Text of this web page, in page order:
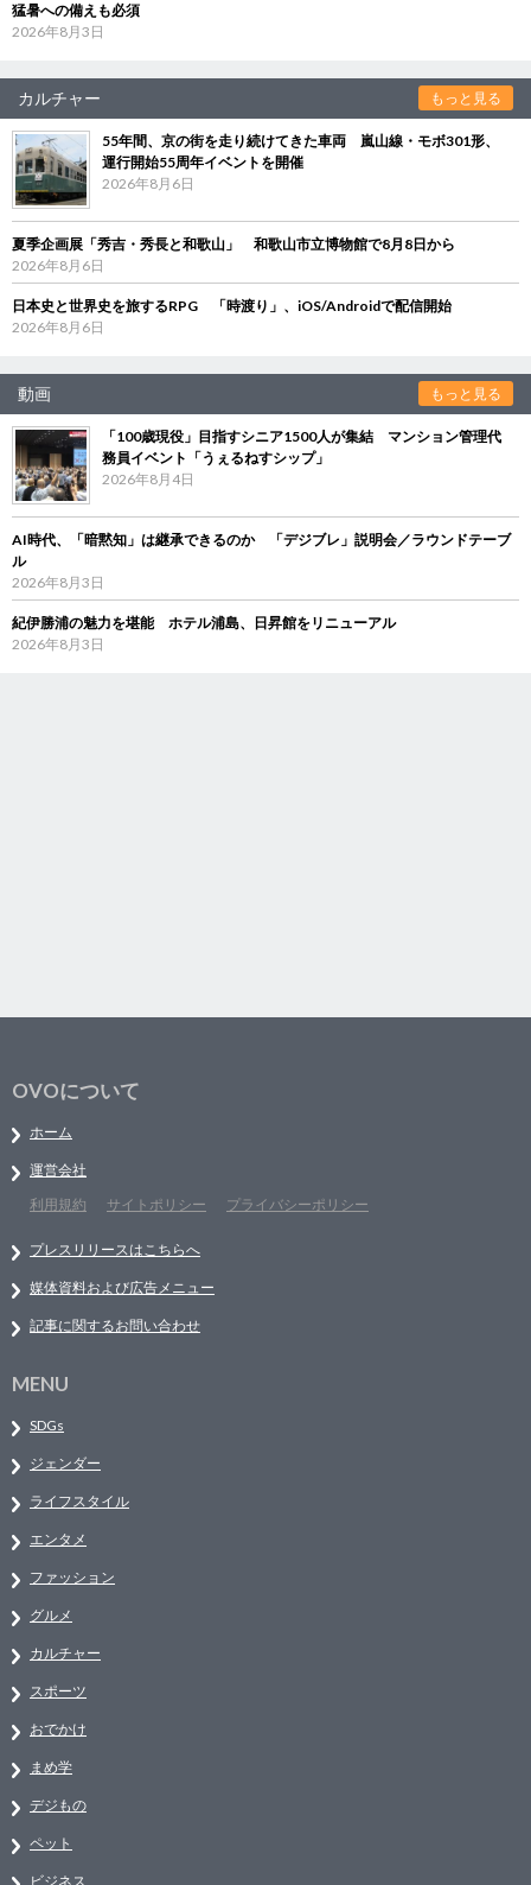
猛暑への備えも必須
2026年8月3日
カルチャー もっと見る
55年間、京の街を走り続けてきた車両 嵐山線・モボ301形、
運行開始55周年イベントを開催
2026年8月6日
夏季企画展「秀吉・秀長と和歌山」 和歌山市立博物館で8月8日から
2026年8月6日
日本史と世界史を旅するRPG 「時渡り」、iOS/Androidで配信開始
2026年8月6日
動画 もっと見る
「100歳現役」目指すシニア1500人が集結 マンション管理代
務員イベント「うぇるねすシップ」
2026年8月4日
AI時代、「暗黙知」は継承できるのか 「デジブレ」説明会／ラウンドテーブ
ル
2026年8月3日
紀伊勝浦の魅力を堪能 ホテル浦島、日昇館をリニューアル
2026年8月3日
OVOについて
ホーム
運営会社
利用規約
サイトポリシー プライバシーポリシー
プレスリリースはこちらへ
媒体資料および広告メニュー
記事に関するお問い合わせ
MENU
SDGs
ジェンダー
ライフスタイル
エンタメ
ファッション
グルメ
カルチャー
スポーツ
おでかけ
まめ学
デジもの
ペット
ビジネス